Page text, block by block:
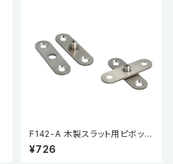
F142-A 木製スラット用ピボット
ヒンジ
¥726